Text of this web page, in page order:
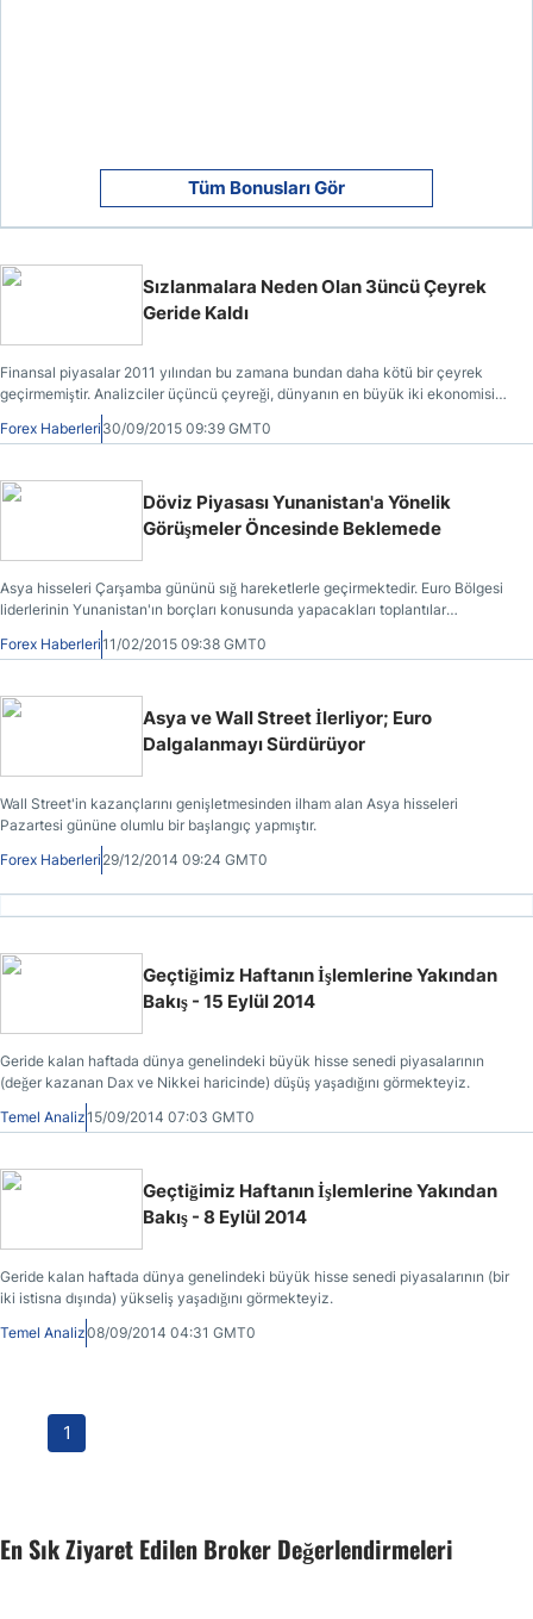
Tüm Bonusları Gör
Sızlanmalara Neden Olan 3üncü Çeyrek
Geride Kaldı
Finansal piyasalar 2011 yılından bu zamana bundan daha kötü bir çeyrek
geçirmemiştir. Analizciler üçüncü çeyreği, dünyanın en büyük iki ekonomisini
vuran travmaların bir araya geldiği bir dönem olarak nitelendirmektedir.
Forex Haberleri 30/09/2015 09:39 GMT0
Döviz Piyasası Yunanistan'a Yönelik
Görüşmeler Öncesinde Beklemede
Asya hisseleri Çarşamba gününü sığ hareketlerle geçirmektedir. Euro Bölgesi
liderlerinin Yunanistan'ın borçları konusunda yapacakları toplantılar
öncesinde Wall Street'in artı bölgede kapanış gerçekleştirmesi döviz
piyasasındaki hareketliliği azaltmıştır.
Forex Haberleri11/02/2015 09:38 GMT0
Asya ve Wall Street İlerliyor; Euro
Dalgalanmayı Sürdürüyor
Wall Street'in kazançlarını genişletmesinden ilham alan Asya hisseleri
Pazartesi gününe olumlu bir başlangıç yapmıştır.
Forex Haberleri 29/12/2014 09:24 GMT0
Geçtiğimiz Haftanın İşlemlerine Yakından
Bakış - 15 Eylül 2014
Geride kalan haftada dünya genelindeki büyük hisse senedi piyasalarının
(değer kazanan Dax ve Nikkei haricinde) düşüş yaşadığını görmekteyiz.
Temel Analiz15/09/2014 07:03 GMT0
Geçtiğimiz Haftanın İşlemlerine Yakından
Bakış - 8 Eylül 2014
Geride kalan haftada dünya genelindeki büyük hisse senedi piyasalarının (bir
iki istisna dışında) yükseliş yaşadığını görmekteyiz.
Temel Analiz08/09/2014 04:31 GMT0
1
En Sık Ziyaret Edilen Broker Değerlendirmeleri